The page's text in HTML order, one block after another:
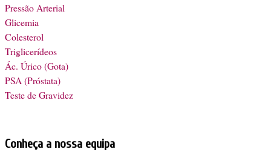
Pressão Arterial
Glicemia
Colesterol
Triglicerídeos
Ác. Úrico (Gota)
PSA (Próstata)
Teste de Gravidez
Conheça a nossa equipa